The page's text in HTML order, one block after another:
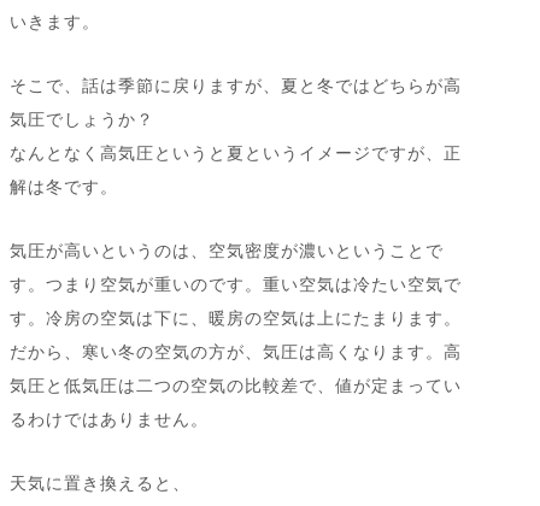
いきます。
そこで、話は季節に戻りますが、夏と冬ではどちらが高
気圧でしょうか？
なんとなく高気圧というと夏というイメージですが、正
解は冬です。
気圧が高いというのは、空気密度が濃いということで
す。つまり空気が重いのです。重い空気は冷たい空気で
す。冷房の空気は下に、暖房の空気は上にたまります。
だから、寒い冬の空気の方が、気圧は高くなります。高
気圧と低気圧は二つの空気の比較差で、値が定まってい
るわけではありません。
天気に置き換えると、